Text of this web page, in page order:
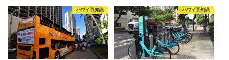
ハワイ豆知識 ハワイ豆知識